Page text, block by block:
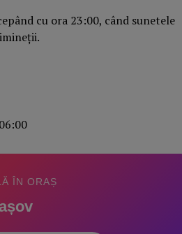
cu ora 23:00, când sunetele
ÎN ORAȘ